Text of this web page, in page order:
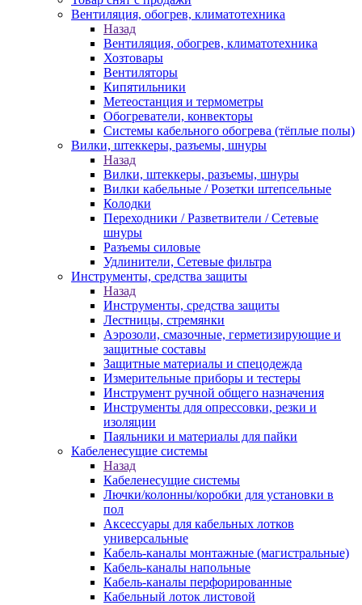
Вентиляция, обогрев, климатотехника
Назад
Вентиляция, обогрев, климатотехника
Хозтовары
Вентиляторы
Кипятильники
Метеостанция и термометры
Обогреватели, конвекторы
Системы кабельного обогрева (тёплые полы)
Вилки, штеккеры, разъемы, шнуры
Назад
Вилки, штеккеры, разъемы, шнуры
Вилки кабельные / Розетки штепсельные
Колодки
Переходники / Разветвители / Сетевые
шнуры
Разъемы силовые
Удлинители, Сетевые фильтра
Инструменты, средства защиты
Назад
Инструменты, средства защиты
Лестницы, стремянки
Аэрозоли, смазочные, герметизирующие и
защитные составы
Защитные материалы и спецодежда
Измерительные приборы и тестеры
Инструмент ручной общего назначения
Инструменты для опрессовки, резки и
изоляции
Паяльники и материалы для пайки
Кабеленесущие системы
Назад
Кабеленесущие системы
Лючки/колонны/коробки для установки в
пол
Аксессуары для кабельных лотков
универсальные
Кабель-каналы монтажные (магистральные)
Кабель-каналы напольные
Кабель-каналы перфорированные
Кабельный лоток листовой